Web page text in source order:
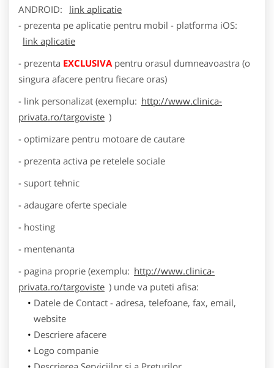
ANDROID:
link aplicatie
- prezenta pe aplicatie pentru mobil - platforma iOS:
link aplicatie
- prezenta EXCLUSIVA pentru orasul dumneavoastra (o
singura afacere pentru fiecare oras)
- link personalizat (exemplu: http://www.clinica-
privata.ro/targoviste )
- optimizare pentru motoare de cautare
- prezenta activa pe retelele sociale
- suport tehnic
- adaugare oferte speciale
- hosting
- mentenanta
- pagina proprie (exemplu: http://www.clinica-
privata.ro/targoviste ) unde va puteti afisa:
Datele de Contact - adresa, telefoane, fax, email,
website
Descriere afacere
Logo companie